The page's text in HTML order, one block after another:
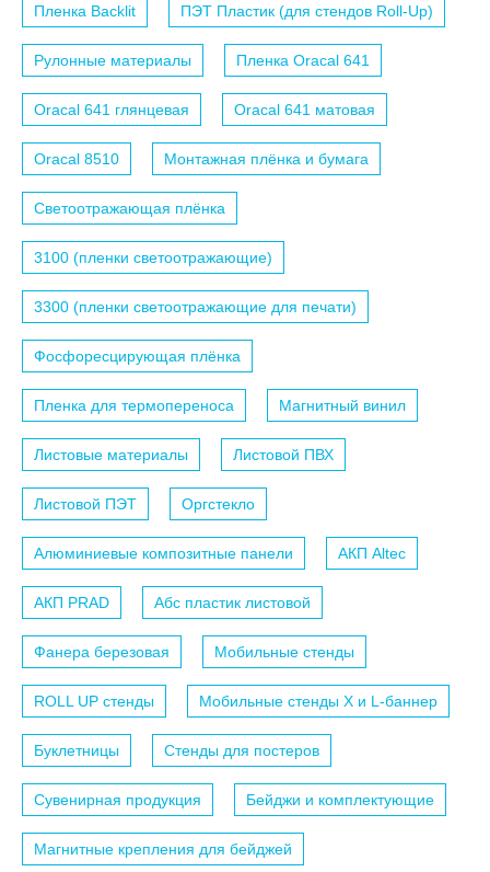
Пленка Backlit ПЭТ Пластик (для стендов Roll-Up)
Рулонные материалы Пленка Oracal 641
Oracal 641 глянцевая Oracal 641 матовая
Oracal 8510 Монтажная плёнка и бумага
Светоотражающая плёнка
3100 (пленки светоотражающие)
3300 (пленки светоотражающие для печати)
Фосфоресцирующая плёнка
Пленка для термопереноса Магнитный винил
Листовые материалы Листовой ПВХ
Листовой ПЭТ Оргстекло
Алюминиевые композитные панели АКП Altec
АКП PRAD Абс пластик листовой
Фанера березовая Мобильные стенды
ROLL UP стенды Мобильные стенды X и L-баннер
Буклетницы Стенды для постеров
Сувенирная продукция Бейджи и комплектующие
Магнитные крепления для бейджей